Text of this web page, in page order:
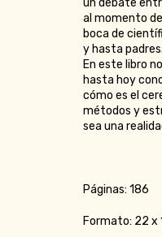
un debate
al momento
boca de
y hasta padres.
En este libro
hasta hoy
cómo es el
métodos y
sea una
Páginas: 186
Formato: 22 x